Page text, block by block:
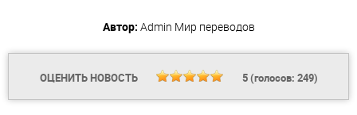
Автор: Admin Мир переводов
ОЦЕНИТЬ НОВОСТЬ 5(голосов: 249)